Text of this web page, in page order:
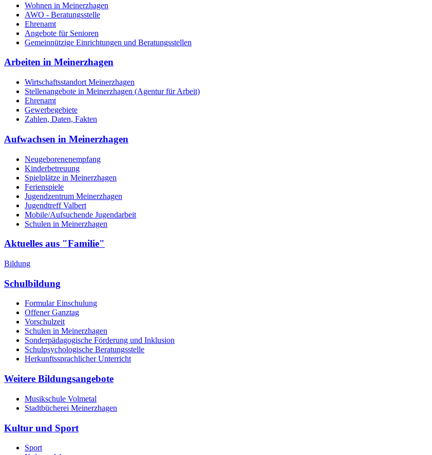
Wohnen in Meinerzhagen
AWO - Beratungsstelle
Ehrenamt
Angebote für Senioren
Gemeinnützige Einrichtungen und Beratungsstellen
Arbeiten in Meinerzhagen
Wirtschaftsstandort Meinerzhagen
Stellenangebote in Meinerzhagen (Agentur für Arbeit)
Ehrenamt
Gewerbegebiete
Zahlen, Daten, Fakten
Aufwachsen in Meinerzhagen
Neugeborenenempfang
Kinderbetreuung
Spielplätze in Meinerzhagen
Ferienspiele
Jugendzentrum Meinerzhagen
Jugendtreff Valbert
Mobile/Aufsuchende Jugendarbeit
Schulen in Meinerzhagen
Aktuelles aus "Familie"
Bildung
Schulbildung
Formular Einschulung
Offener Ganztag
Vorschulzeit
Schulen in Meinerzhagen
Sonderpädagogische Förderung und Inklusion
Schulpsychologische Beratungsstelle
Herkunftssprachlicher Unterricht
Weitere Bildungsangebote
Musikschule Volmetal
Stadtbücherei Meinerzhagen
Kultur und Sport
Sport